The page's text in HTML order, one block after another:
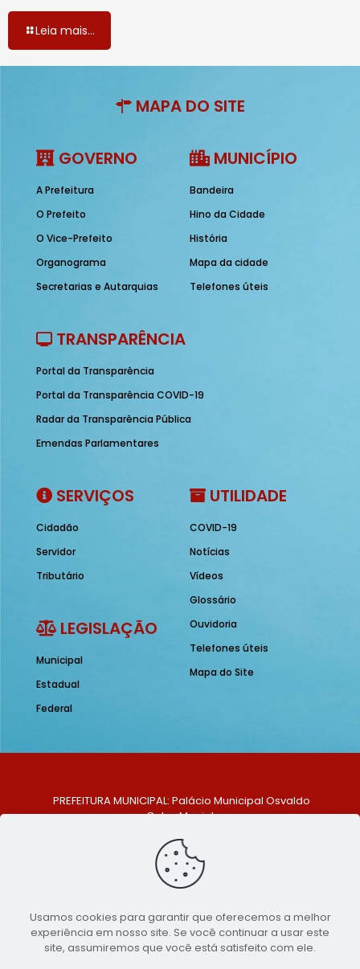
Leia mais...
MAPA DO SITE
GOVERNO
A Prefeitura
O Prefeito
O Vice-Prefeito
Organograma
Secretarias e Autarquias
MUNICÍPIO
Bandeira
Hino da Cidade
História
Mapa da cidade
Telefones úteis
TRANSPARÊNCIA
Portal da Transparência
Portal da Transparência COVID-19
Radar da Transparência Pública
Emendas Parlamentares
SERVIÇOS
Cidadão
Servidor
Tributário
LEGISLAÇÃO
Municipal
Estadual
Federal
UTILIDADE
COVID-19
Notícias
Vídeos
Glossário
Ouvidoria
Telefones úteis
Mapa do Site
PREFEITURA MUNICIPAL: Palácio Municipal Osvaldo
Celso Maciel
Centro, São Bento do Una - PE. CEP: 553370-128
TELEFONE: (81) 99548-1569
E-MAIL: ouvidoria@saobentodouna.pe.gov.br
Copyright 2021-2026 - Assessoria de Comunicação da
Prefeitura de São Bento do Una - PE
Usamos cookies para garantir que oferecemos a melhor
experiência em nosso site. Se você continuar a usar este
site, assumiremos que você está satisfeito com ele.